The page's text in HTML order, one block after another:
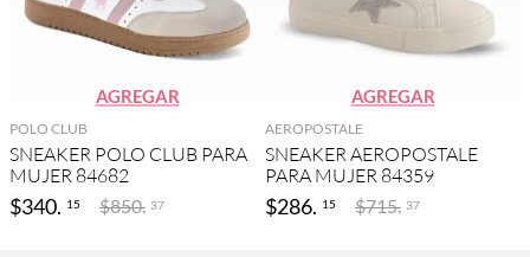
AGREGAR
POLO CLUB
SNEAKER POLO CLUB PARA
MUJER 84682
$340. 15 $850. 37
AGREGAR
AEROPOSTALE
SNEAKER AEROPOSTALE
PARA MUJER 84359
$286. 15 $715. 37